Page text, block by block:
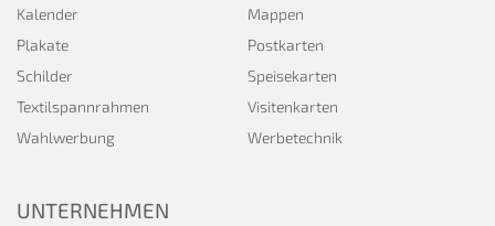
Kalender
Mappen
Plakate
Postkarten
Schilder
Speisekarten
Textilspannrahmen
Visitenkarten
Wahlwerbung
Werbetechnik
UNTERNEHMEN